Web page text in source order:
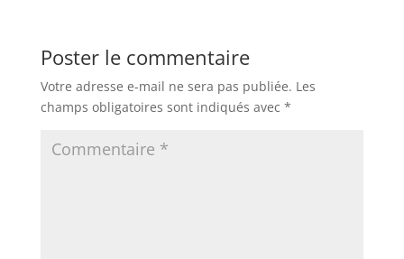
Poster le commentaire
Votre adresse e-mail ne sera pas publiée. Les
champs obligatoires sont indiqués avec *